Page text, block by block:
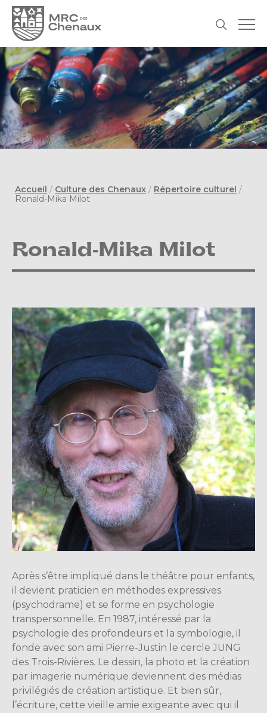
Accueil / Culture des Chenaux / Répertoire culturel /
Ronald-Mika Milot
Ronald-Mika Milot
Après s’être impliqué dans le théâtre pour enfants,
il devient praticien en méthodes expressives
(psychodrame) et se forme en psychologie
transpersonnelle. En 1987, intéressé par la
psychologie des profondeurs et la symbologie, il
fonde avec son ami Pierre-Justin le cercle JUNG
des Trois-Rivières. Le dessin, la photo et la création
par imagerie numérique deviennent des médias
privilégiés de création artistique. Et bien sûr,
l’écriture, cette vieille amie exigeante avec qui il